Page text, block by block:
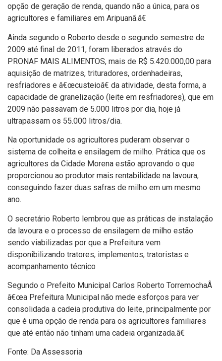
opção de geração de renda, quando não a única, para os
agricultores e familiares em Aripuanã.â€
Ainda segundo o Roberto desde o segundo semestre de
2009 até final de 2011, foram liberados através do
PRONAF MAIS ALIMENTOS, mais de R$ 5.420.000,00 para
aquisição de matrizes, trituradores, ordenhadeiras,
resfriadores e â€œcusteioâ€ da atividade, desta forma, a
capacidade de granelização (leite em resfriadores), que em
2009 não passavam de 5.000 litros por dia, hoje já
ultrapassam os 55.000 litros/dia.
Na oportunidade os agricultores puderam observar o
sistema de colheita e ensilagem de milho. Prática que os
agricultores da Cidade Morena estão aprovando o que
proporcionou ao produtor mais rentabilidade na lavoura,
conseguindo fazer duas safras de milho em um mesmo
ano.
O secretário Roberto lembrou que as práticas de instalação
da lavoura e o processo de ensilagem de milho estão
sendo viabilizadas por que a Prefeitura vem
disponibilizando tratores, implementos, tratoristas e
acompanhamento técnico
Segundo o Prefeito Municipal Carlos Roberto TorremochaÂ
â€œa Prefeitura Municipal não mede esforços para ver
consolidada a cadeia produtiva do leite, principalmente por
que é uma opção de renda para os agricultores familiares
que até então não tinham uma cadeia organizada.â€
Fonte: Da Assessoria